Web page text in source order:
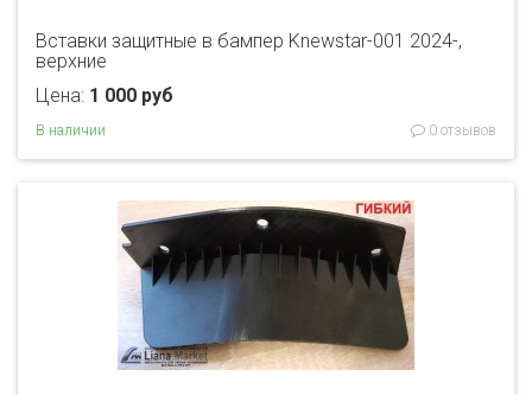
Вставки защитные в бампер Knewstar-001 2024-,
верхние
Цена: 1 000 руб
В наличии 0 отзывов